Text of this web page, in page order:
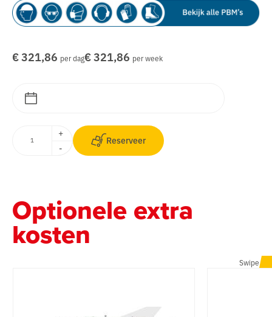
€ 321,86 per dag€ 321,86 per week
+
-
Reserveer
Optionele extra
kosten
Swipe